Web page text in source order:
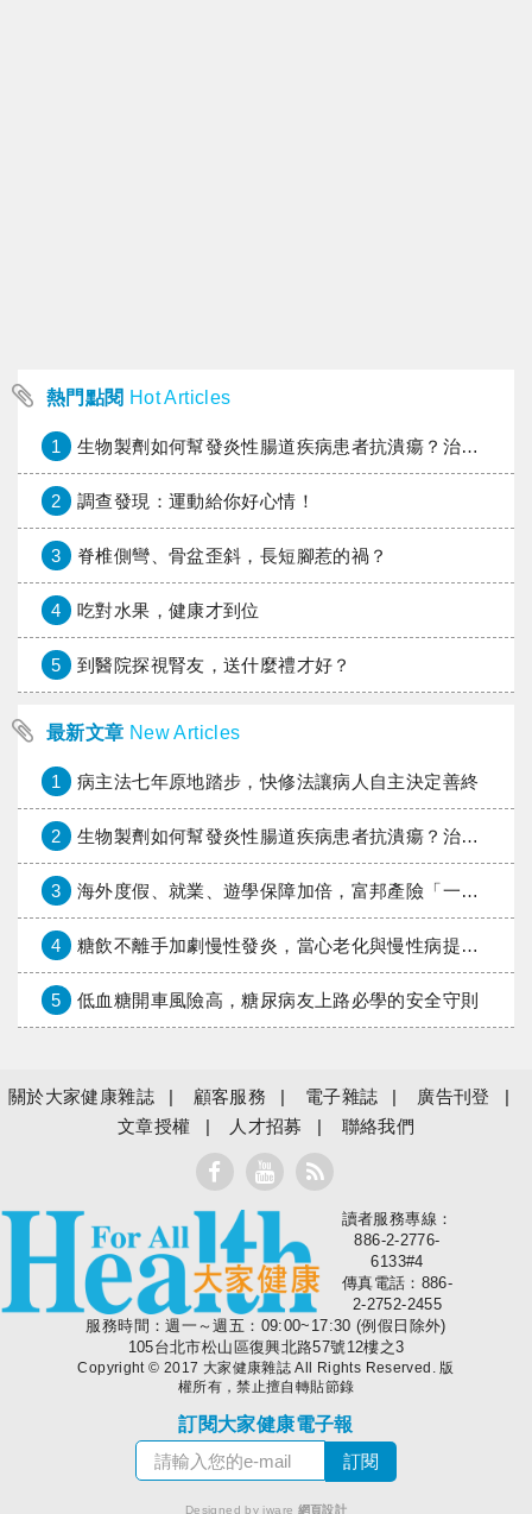
熱門點閱 Hot Articles
1 生物製劑如何幫發炎性腸道疾病患者抗潰瘍？治療進展與健保給付困境一次看
2 調查發現：運動給你好心情！
3 脊椎側彎、骨盆歪斜，長短腳惹的禍？
4 吃對水果，健康才到位
5 到醫院探視腎友，送什麼禮才好？
最新文章 New Articles
1 病主法七年原地踏步，快修法讓病人自主決定善終
2 生物製劑如何幫發炎性腸道疾病患者抗潰瘍？治療進展與健保給付困境一次看
3 海外度假、就業、遊學保障加倍，富邦產險「一期逐夢」專案加碼遠距醫療與緊急救援
4 糖飲不離手加劇慢性發炎，當心老化與慢性病提早報到
5 低血糖開車風險高，糖尿病友上路必學的安全守則
關於大家健康雜誌 顧客服務 電子雜誌
廣告刊登
文章授權
人才招募 聯絡我們
大家健康
讀者服務專線：
886-2-2776-
6133#4
傳真電話：886-
2-2752-2455
服務時間：週一～週五：09:00~17:30 (例假日除外)
105台北市松山區復興北路57號12樓之3
Copyright © 2017 大家健康雜誌 All Rights Reserved. 版
權所有，禁止擅自轉貼節錄
訂閱大家健康電子報
Designed by iware 網頁設計